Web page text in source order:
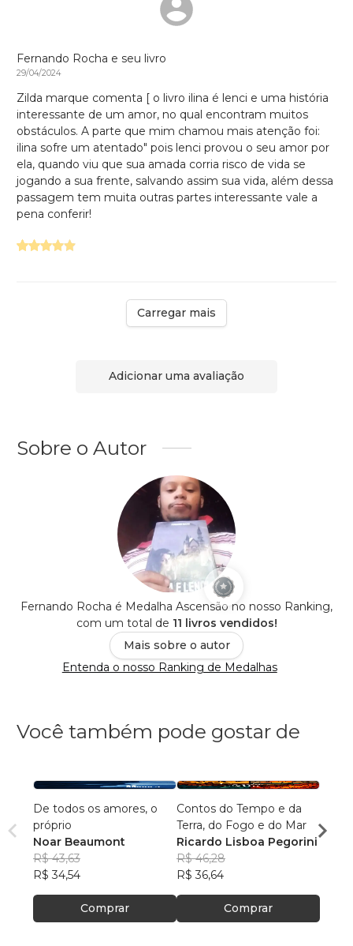
Fernando Rocha e seu livro
29/04/2024
Zilda marque comenta [ o livro ilina é lenci e uma história
interessante de um amor, no qual encontram muitos
obstáculos. A parte que mim chamou mais atenção foi:
ilina sofre um atentado" pois lenci provou o seu amor por
ela, quando viu que sua amada corria risco de vida se
jogando a sua frente, salvando assim sua vida, além dessa
passagem tem muita outras partes interessante vale a
pena conferir!
Carregar mais
Adicionar uma avaliação
Sobre o Autor
Fernando Rocha é Medalha Ascensão no nosso Ranking,
com um total de 11 livros vendidos!
Mais sobre o autor
Entenda o nosso Ranking de Medalhas
Você também pode gostar de
De todos os amores, o
próprio
Noar Beaumont
R$ 43,63
R$ 34,54
Comprar
Contos do Tempo e da
Terra, do Fogo e do Mar
Ricardo Lisboa Pegorini
R$ 46,28
R$ 36,64
Comprar
R$